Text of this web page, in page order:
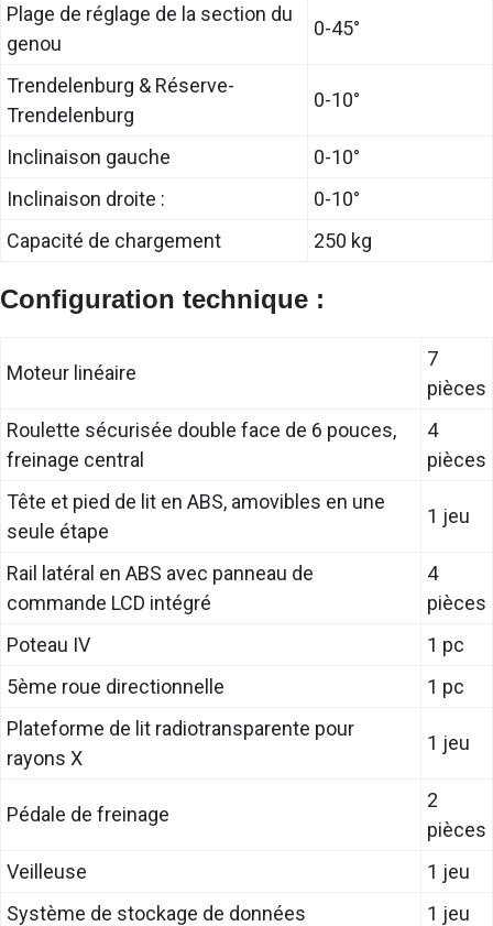
Plage de réglage de la section du
genou
0-45°
Trendelenburg & Réserve-
Trendelenburg
0-10°
Inclinaison gauche
0-10°
Inclinaison droite :
0-10°
Capacité de chargement
250 kg
Configuration technique :
Moteur linéaire
7
pièces
Roulette sécurisée double face de 6 pouces,
freinage central
4
pièces
Tête et pied de lit en ABS, amovibles en une
seule étape
1 jeu
Rail latéral en ABS avec panneau de
commande LCD intégré
4
pièces
Poteau IV
1 pc
5ème roue directionnelle
1 pc
Plateforme de lit radiotransparente pour
rayons X
1 jeu
Pédale de freinage
2
pièces
Veilleuse
1 jeu
Système de stockage de données
1 jeu